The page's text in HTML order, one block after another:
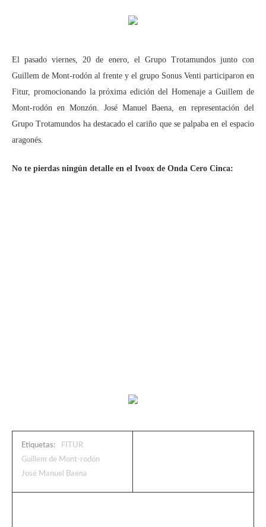
El pasado viernes, 20 de enero, el Grupo Trotamundos junto con
Guillem de Mont-rodón al frente y el grupo Sonus Venti participaron en
Fitur, promocionando la próxima edición del Homenaje a Guillem de
Mont-rodón en Monzón. José Manuel Baena, en representación del
Grupo Trotamundos ha destacado el cariño que se palpaba en el espacio
aragonés.
No te pierdas ningún detalle en el Ivoox de Onda Cero Cinca:
Etiquetas:
FITUR
Guillem de Mont-rodón
José Manuel Baena